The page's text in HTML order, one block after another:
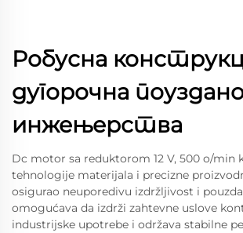
Робусна
дугорочна
инжењерства
Dc motor sa reduktorom 12 V, 500 o/min
tehnologije materijala i precizne
osigurao neuporedivu izdržljivost i
omogućava da izdrži zahtevne uslove
industrijske upotrebe i održava stabilne